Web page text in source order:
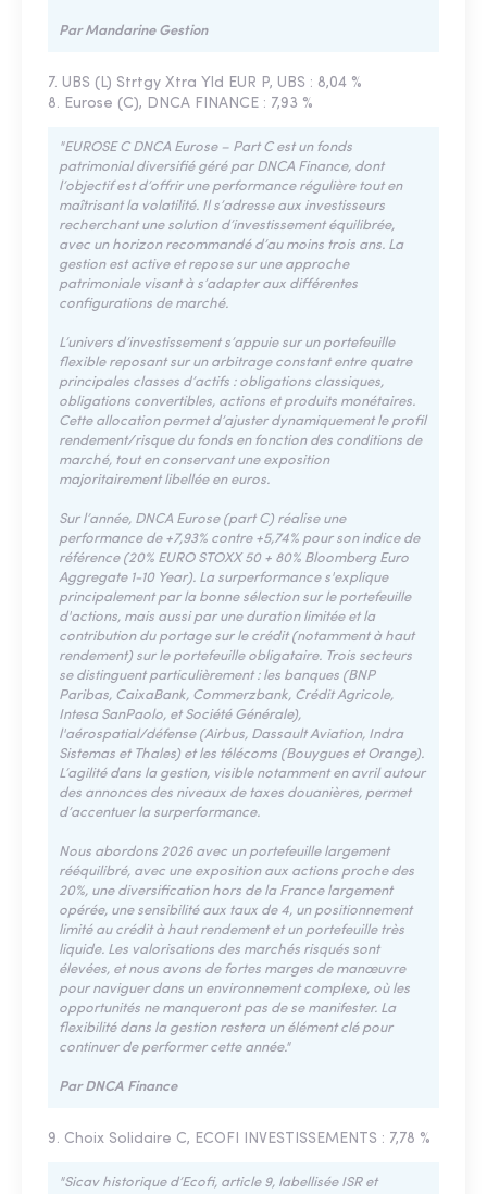
Par Mandarine Gestion
7. UBS (L) Strtgy Xtra Yld EUR P, UBS : 8,04 %
8. Eurose (C), DNCA FINANCE : 7,93 %
"EUROSE C DNCA Eurose – Part C est un fonds
patrimonial diversifié géré par DNCA Finance, dont
l’objectif est d’offrir une performance régulière tout en
maîtrisant la volatilité. Il s’adresse aux investisseurs
recherchant une solution d’investissement équilibrée,
avec un horizon recommandé d’au moins trois ans. La
gestion est active et repose sur une approche
patrimoniale visant à s’adapter aux différentes
configurations de marché.
L’univers d’investissement s’appuie sur un portefeuille
flexible reposant sur un arbitrage constant entre quatre
principales classes d’actifs : obligations classiques,
obligations convertibles, actions et produits monétaires.
Cette allocation permet d’ajuster dynamiquement le profil
rendement/risque du fonds en fonction des conditions de
marché, tout en conservant une exposition
majoritairement libellée en euros.
Sur l’année, DNCA Eurose (part C) réalise une
performance de +7,93% contre +5,74% pour son indice de
référence (20% EURO STOXX 50 + 80% Bloomberg Euro
Aggregate 1-10 Year). La surperformance s'explique
principalement par la bonne sélection sur le portefeuille
d'actions, mais aussi par une duration limitée et la
contribution du portage sur le crédit (notamment à haut
rendement) sur le portefeuille obligataire. Trois secteurs
se distinguent particulièrement : les banques (BNP
Paribas, CaixaBank, Commerzbank, Crédit Agricole,
Intesa SanPaolo, et Société Générale),
l'aérospatial/défense (Airbus, Dassault Aviation, Indra
Sistemas et Thales) et les télécoms (Bouygues et Orange).
L’agilité dans la gestion, visible notamment en avril autour
des annonces des niveaux de taxes douanières, permet
d’accentuer la surperformance.
Nous abordons 2026 avec un portefeuille largement
rééquilibré, avec une exposition aux actions proche des
20%, une diversification hors de la France largement
opérée, une sensibilité aux taux de 4, un positionnement
limité au crédit à haut rendement et un portefeuille très
liquide. Les valorisations des marchés risqués sont
élevées, et nous avons de fortes marges de manœuvre
pour naviguer dans un environnement complexe, où les
opportunités ne manqueront pas de se manifester. La
flexibilité dans la gestion restera un élément clé pour
continuer de performer cette année."
Par DNCA Finance
9. Choix Solidaire C, ECOFI INVESTISSEMENTS : 7,78 %
"Sicav historique d’Ecofi, article 9, labellisée ISR et